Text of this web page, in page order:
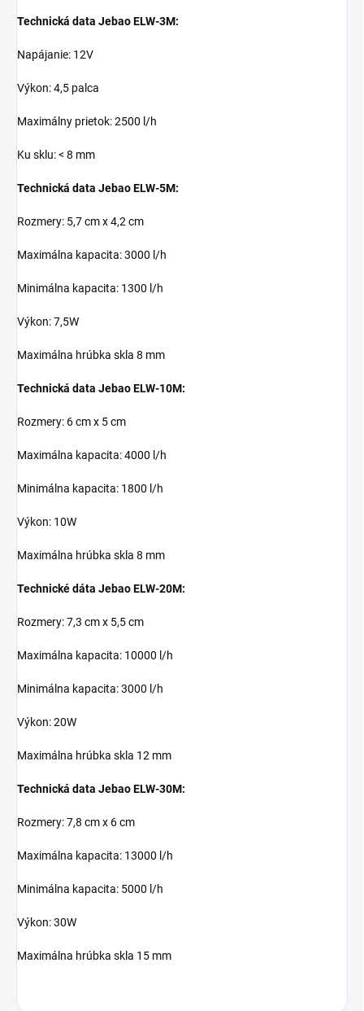
Technická data Jebao ELW-3M:
Napájanie: 12V
Výkon: 4,5 palca
Maximálny prietok: 2500 l/h
Ku sklu: < 8 mm
Technická data Jebao ELW-5M:
Rozmery: 5,7 cm x 4,2 cm
Maximálna kapacita: 3000 l/h
Minimálna kapacita: 1300 l/h
Výkon: 7,5W
Maximálna hrúbka skla 8 mm
Technická data Jebao ELW-10M:
Rozmery: 6 cm x 5 cm
Maximálna kapacita: 4000 l/h
Minimálna kapacita: 1800 l/h
Výkon: 10W
Maximálna hrúbka skla 8 mm
Technické dáta Jebao ELW-20M:
Rozmery: 7,3 cm x 5,5 cm
Maximálna kapacita: 10000 l/h
Minimálna kapacita: 3000 l/h
Výkon: 20W
Maximálna hrúbka skla 12 mm
Technická data Jebao ELW-30M:
Rozmery: 7,8 cm x 6 cm
Maximálna kapacita: 13000 l/h
Minimálna kapacita: 5000 l/h
Výkon: 30W
Maximálna hrúbka skla 15 mm